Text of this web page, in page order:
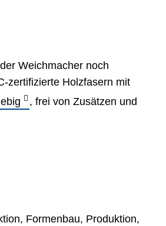
Weichmacher noch
zertifizierte Holzfasern mit
, frei von Zusätzen und
Formenbau, Produktion,